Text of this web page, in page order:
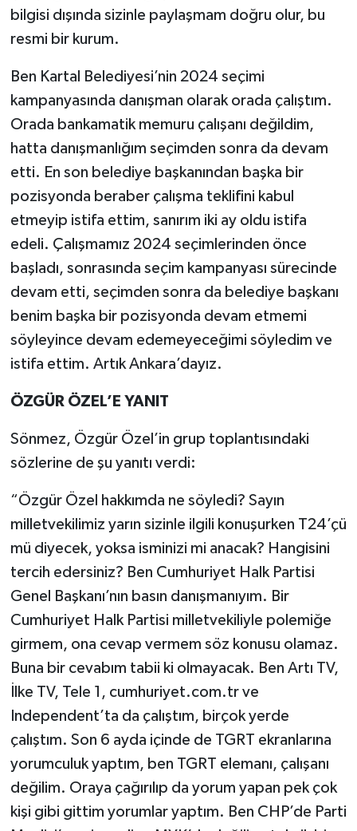
bilgisi dışında sizinle paylaşmam doğru olur, bu
resmi bir kurum.
Ben Kartal Belediyesi’nin 2024 seçimi
kampanyasında danışman olarak orada çalıştım.
Orada bankamatik memuru çalışanı değildim,
hatta danışmanlığım seçimden sonra da devam
etti. En son belediye başkanından başka bir
pozisyonda beraber çalışma teklifini kabul
etmeyip istifa ettim, sanırım iki ay oldu istifa
edeli. Çalışmamız 2024 seçimlerinden önce
başladı, sonrasında seçim kampanyası sürecinde
devam etti, seçimden sonra da belediye başkanı
benim başka bir pozisyonda devam etmemi
söyleyince devam edemeyeceğimi söyledim ve
istifa ettim. Artık Ankara’dayız.
ÖZGÜR ÖZEL’E YANIT
Sönmez, Özgür Özel’in grup toplantısındaki
sözlerine de şu yanıtı verdi:
“Özgür Özel hakkımda ne söyledi? Sayın
milletvekilimiz yarın sizinle ilgili konuşurken T24’çü
mü diyecek, yoksa isminizi mi anacak? Hangisini
tercih edersiniz? Ben Cumhuriyet Halk Partisi
Genel Başkanı’nın basın danışmanıyım. Bir
Cumhuriyet Halk Partisi milletvekiliyle polemiğe
girmem, ona cevap vermem söz konusu olamaz.
Buna bir cevabım tabii ki olmayacak. Ben Artı TV,
İlke TV, Tele 1, cumhuriyet.com.tr ve
Independent’ta da çalıştım, birçok yerde
çalıştım. Son 6 ayda içinde de TGRT ekranlarına
yorumculuk yaptım, ben TGRT elemanı, çalışanı
değilim. Oraya çağırılıp da yorum yapan pek çok
kişi gibi gittim yorumlar yaptım. Ben CHP’de Parti